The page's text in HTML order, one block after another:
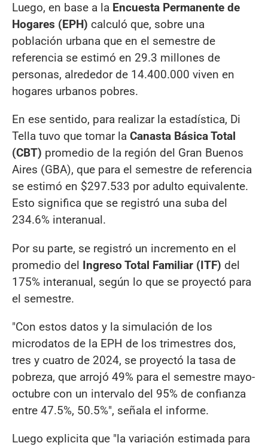
Luego, en base a la Encuesta Permanente de
Hogares (EPH) calculó que, sobre una
población urbana que en el semestre de
referencia se estimó en 29.3 millones de
personas, alrededor de 14.400.000 viven en
hogares urbanos pobres.
En ese sentido, para realizar la estadística, Di
Tella tuvo que tomar la Canasta Básica Total
(CBT) promedio de la región del Gran Buenos
Aires (GBA), que para el semestre de referencia
se estimó en $297.533 por adulto equivalente.
Esto significa que se registró una suba del
234.6% interanual.
Por su parte, se registró un incremento en el
promedio del Ingreso Total Familiar (ITF) del
175% interanual, según lo que se proyectó para
el semestre.
"Con estos datos y la simulación de los
microdatos de la EPH de los trimestres dos,
tres y cuatro de 2024, se proyectó la tasa de
pobreza, que arrojó 49% para el semestre mayo-
octubre con un intervalo del 95% de confianza
entre 47.5%, 50.5%", señala el informe.
Luego explicita que "la variación estimada para